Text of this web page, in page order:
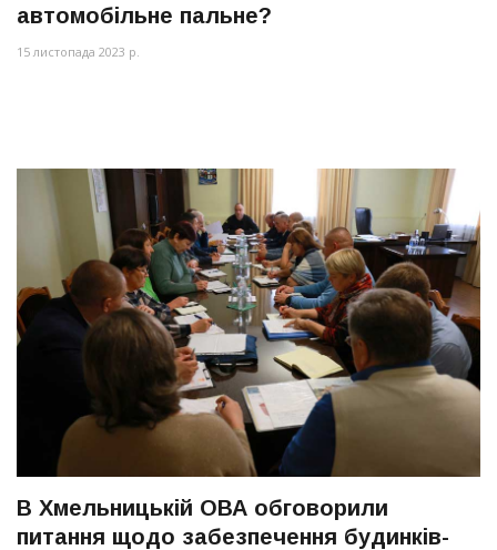
автомобільне пальне?
15 листопада 2023 р.
В Хмельницькій ОВА обговорили
питання щодо забезпечення будинків-